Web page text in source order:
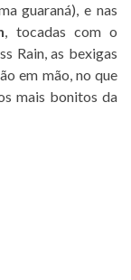
guaraná), e nas
, tocadas com o
Rain, as bexigas
em mão, no que
mais bonitos da